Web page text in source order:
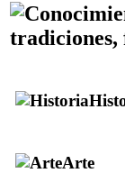
tradiciones,
Arte